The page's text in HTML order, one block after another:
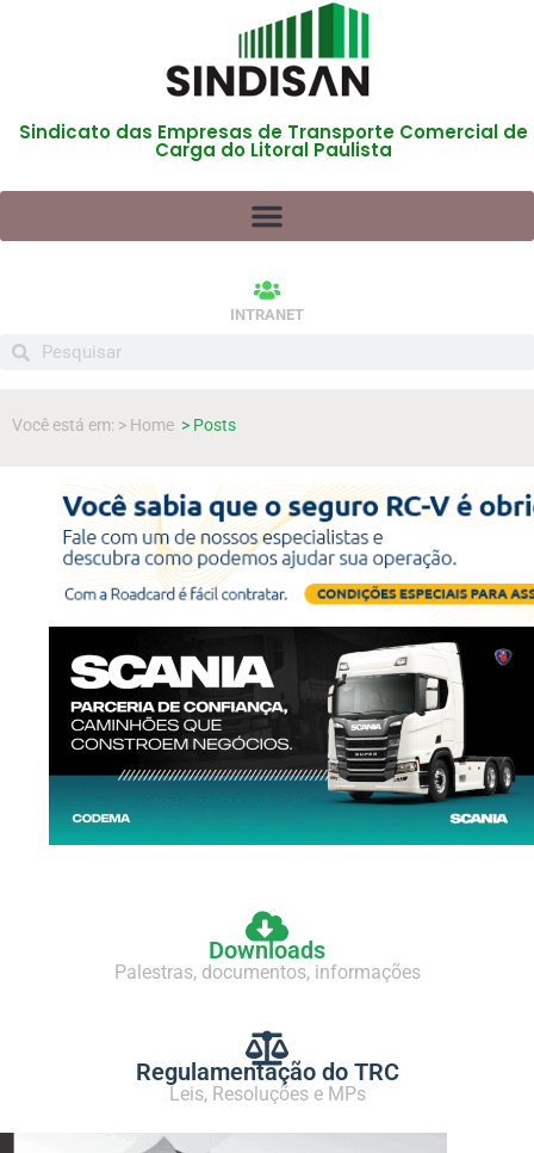
Sindicato das Empresas de Transporte Comercial de
Carga do Litoral Paulista
INTRANET
Você está em: > Home > Posts
Downloads
Palestras, documentos, informações
Regulamentação do TRC
Leis, Resoluções e MPs